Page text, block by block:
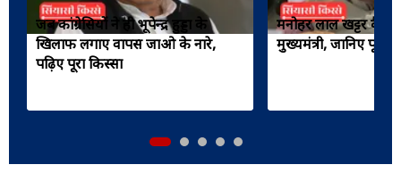
जब कांग्रेसियों ने ही भूपेन्द्र हुड्डा के
खिलाफ लगाए वापस जाओ के नारे,
पढ़िए पूरा किस्सा
मनोहर लाल खट्टर कैसे
मुख्यमंत्री, जानिए पूरी